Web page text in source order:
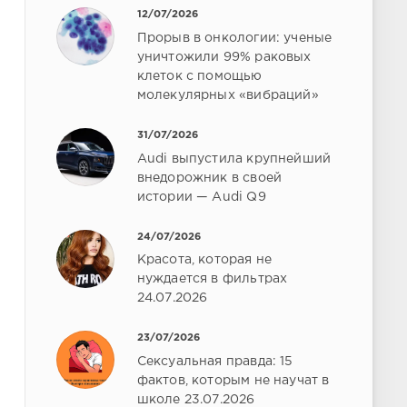
12/07/2026
Прорыв в онкологии: ученые
уничтожили 99% раковых
клеток с помощью
молекулярных «вибраций»
31/07/2026
Audi выпустила крупнейший
внедорожник в своей
истории — Audi Q9
24/07/2026
Красота, которая не
нуждается в фильтрах
24.07.2026
23/07/2026
Сексуальная правда: 15
фактов, которым не научат в
школе 23.07.2026